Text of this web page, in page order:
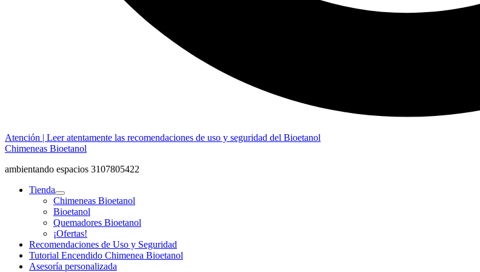
Atención | Leer atentamente las recomendaciones de uso y seguridad del Bioetanol
Chimeneas Bioetanol
ambientando espacios 3107805422
Tienda
Chimeneas Bioetanol
Bioetanol
Quemadores Bioetanol
¡Ofertas!
Recomendaciones de Uso y Seguridad
Tutorial Encendido Chimenea Bioetanol
Asesoría personalizada